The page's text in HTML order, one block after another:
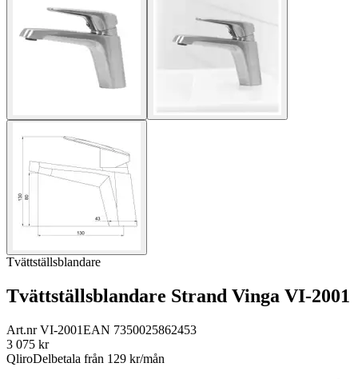
Tvättställsblandare
Tvättställsblandare Strand Vinga VI-2001
Art.nrVI-2001EAN 7350025862453
3 075 kr
QliroDelbetala från 129 kr/mån